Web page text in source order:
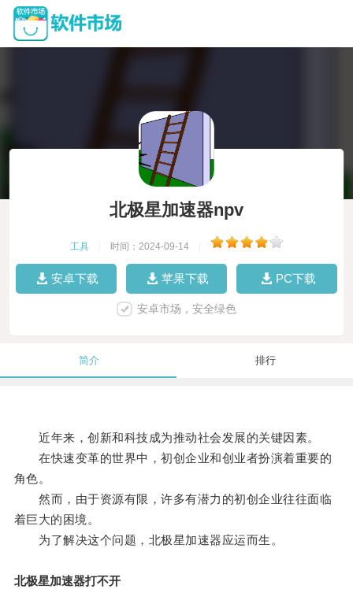
北极星加速器npv
工具 时间：2024-09-14
安卓下载 苹果下载 PC下载
安卓市场，安全绿色
简介 排行
近年来，创新和科技成为推动社会发展的关键因素。
在快速变革的世界中，初创企业和创业者扮演着重要的
角色。
然而，由于资源有限，许多有潜力的初创企业往往面临
着巨大的困境。
为了解决这个问题，北极星加速器应运而生。
北极星加速器打不开